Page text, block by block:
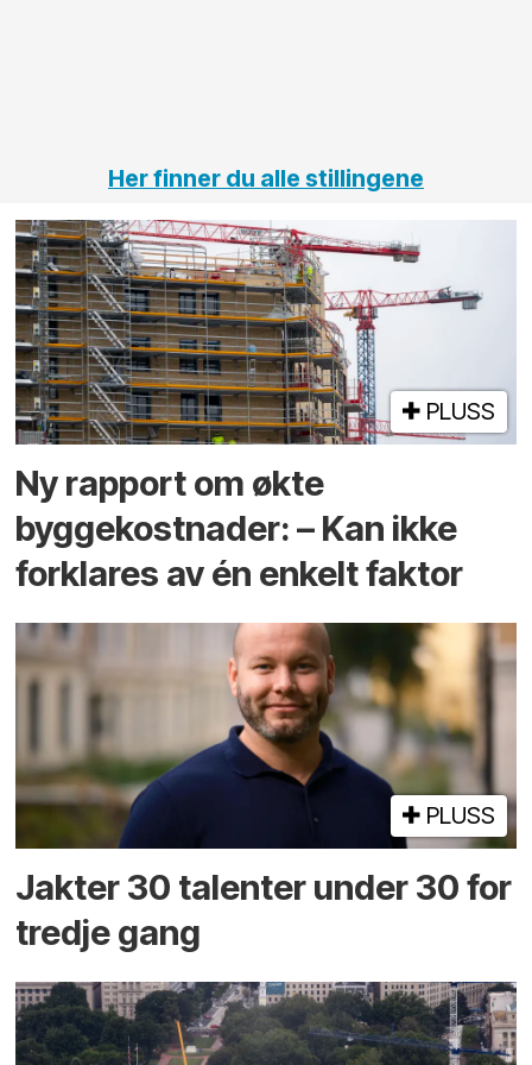
Her finner du alle stillingene
PLUSS
Ny rapport om økte
byggekostnader: – Kan ikke
forklares av én enkelt faktor
PLUSS
Jakter 30 talenter under 30 for
tredje gang